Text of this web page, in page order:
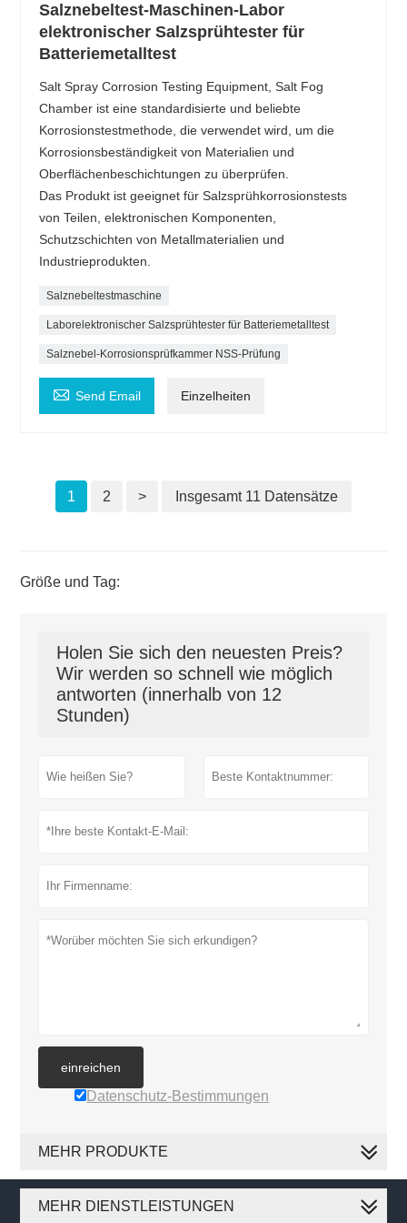
Salznebeltest-Maschinen-Labor
elektronischer Salzsprühtester für
Batteriemetalltest
Salt Spray Corrosion Testing Equipment, Salt Fog
Chamber ist eine standardisierte und beliebte
Korrosionstestmethode, die verwendet wird, um die
Korrosionsbeständigkeit von Materialien und
Oberflächenbeschichtungen zu überprüfen.
Das Produkt ist geeignet für Salzsprühkorrosionstests
von Teilen, elektronischen Komponenten,
Schutzschichten von Metallmaterialien und
Industrieprodukten.
Salznebeltestmaschine
Laborelektronischer Salzsprühtester für Batteriemetalltest
Salznebel-Korrosionsprüfkammer NSS-Prüfung
 Send Email Einzelheiten
1 2 > Insgesamt 11 Datensätze
Größe und Tag:
Holen Sie sich den neuesten Preis?
Wir werden so schnell wie möglich
antworten (innerhalb von 12
Stunden)
einreichen
Datenschutz-Bestimmungen
MEHR PRODUKTE
MEHR DIENSTLEISTUNGEN